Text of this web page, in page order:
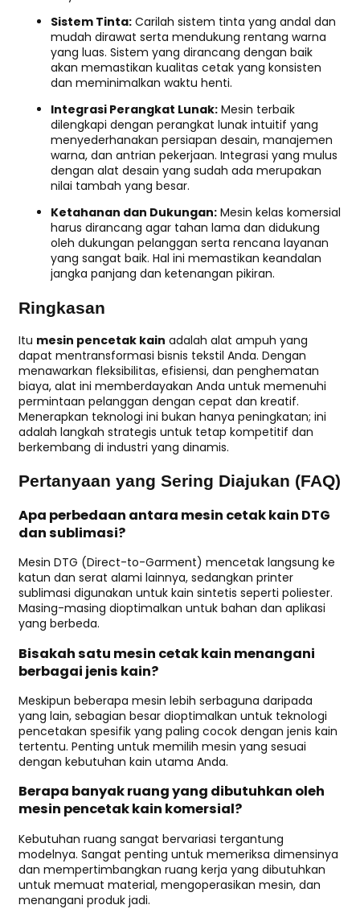
Sistem Tinta:Carilah sistem tinta yang andal dan
mudah dirawat serta mendukung rentang warna
yang luas. Sistem yang dirancang dengan baik
akan memastikan kualitas cetak yang konsisten
dan meminimalkan waktu henti.
Integrasi Perangkat Lunak:Mesin terbaik
dilengkapi dengan perangkat lunak intuitif yang
menyederhanakan persiapan desain, manajemen
warna, dan antrian pekerjaan. Integrasi yang mulus
dengan alat desain yang sudah ada merupakan
nilai tambah yang besar.
Ketahanan dan Dukungan:Mesin kelas komersial
harus dirancang agar tahan lama dan didukung
oleh dukungan pelanggan serta rencana layanan
yang sangat baik. Hal ini memastikan keandalan
jangka panjang dan ketenangan pikiran.
Ringkasan
Itu mesin pencetak kain adalah alat ampuh yang
dapat mentransformasi bisnis tekstil Anda. Dengan
menawarkan fleksibilitas, efisiensi, dan penghematan
biaya, alat ini memberdayakan Anda untuk memenuhi
permintaan pelanggan dengan cepat dan kreatif.
Menerapkan teknologi ini bukan hanya peningkatan; ini
adalah langkah strategis untuk tetap kompetitif dan
berkembang di industri yang dinamis.
Pertanyaan yang Sering Diajukan (FAQ)
Apa perbedaan antara mesin cetak kain DTG
dan sublimasi?
Mesin DTG (Direct-to-Garment) mencetak langsung ke
katun dan serat alami lainnya, sedangkan printer
sublimasi digunakan untuk kain sintetis seperti poliester.
Masing-masing dioptimalkan untuk bahan dan aplikasi
yang berbeda.
Bisakah satu mesin cetak kain menangani
berbagai jenis kain?
Meskipun beberapa mesin lebih serbaguna daripada
yang lain, sebagian besar dioptimalkan untuk teknologi
pencetakan spesifik yang paling cocok dengan jenis kain
tertentu. Penting untuk memilih mesin yang sesuai
dengan kebutuhan kain utama Anda.
Berapa banyak ruang yang dibutuhkan oleh
mesin pencetak kain komersial?
Kebutuhan ruang sangat bervariasi tergantung
modelnya. Sangat penting untuk memeriksa dimensinya
dan mempertimbangkan ruang kerja yang dibutuhkan
untuk memuat material, mengoperasikan mesin, dan
menangani produk jadi.